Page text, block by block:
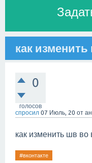
как изменить
0
голосов
спросил 07 Июль, 20 от
как изменить шв во
#вконтакте